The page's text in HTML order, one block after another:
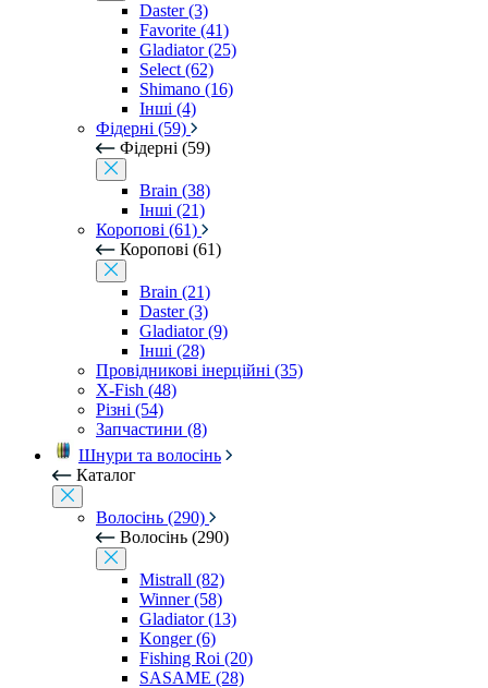
Daster (3)
Favorite (41)
Gladiator (25)
Select (62)
Shimano (16)
Інші (4)
Фідерні (59)
Фідерні (59)
Brain (38)
Інші (21)
Коропові (61)
Коропові (61)
Brain (21)
Daster (3)
Gladiator (9)
Інші (28)
Провідникові інерційні (35)
X-Fish (48)
Різні (54)
Запчастини (8)
Шнури та волосінь
Каталог
Волосінь (290)
Волосінь (290)
Mistrall (82)
Winner (58)
Gladiator (13)
Konger (6)
Fishing Roi (20)
SASAME (28)